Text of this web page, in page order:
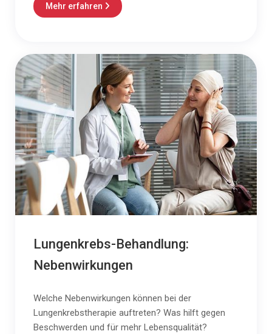
Mehr erfahren 
Lungenkrebs-Behandlung:
Nebenwirkungen
Welche Nebenwirkungen können bei der
Lungenkrebstherapie auftreten? Was hilft gegen
Beschwerden und für mehr Lebensqualität?